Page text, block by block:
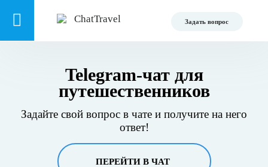
Задать вопрос
Telegram-чат для
путешественников
Задайте свой вопрос в чате и получите на него
ответ!
ПЕРЕЙТИ В ЧАТ